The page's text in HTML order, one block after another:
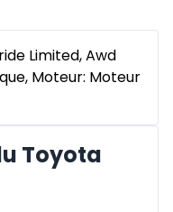
Limited, Awd
Moteur: Moteur
Toyota